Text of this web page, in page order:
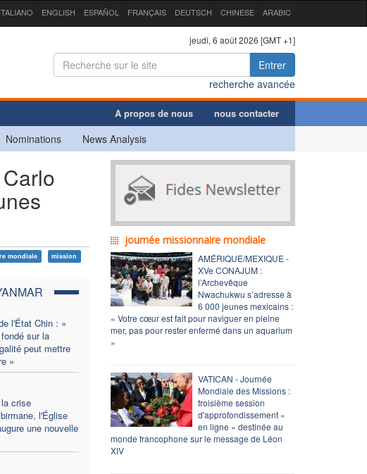
ITALIANO ENGLISH ESPAÑOL FRANÇAIS DEUTSCH CHINESE ARABIC
jeudi, 6 août 2026 [GMT +1]
Entrer
recherche avancée
A propos de nous nous contacter
Nominations News Analysis
mondiale mission
l'État Chin : «
sur la
peut mettre
»
crise
l'Église
une nouvelle
journée missionnaire mondiale
AMÉRIQUE/MEXIQUE -
XVe CONAJUM :
l’Archevêque
Nwachukwu s’adresse à
6 000 jeunes mexicains :
« Votre cœur est fait pour naviguer en pleine
mer, pas pour rester enfermé dans un aquarium
»
VATICAN - Journée
Mondiale des Missions :
troisième session
d'approfondissement «
en ligne » destinée au
monde francophone sur le message de Léon
XIV